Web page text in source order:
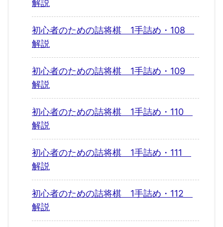
解説
初心者のための詰将棋 1手詰め・108
解説
初心者のための詰将棋 1手詰め・109
解説
初心者のための詰将棋 1手詰め・110
解説
初心者のための詰将棋 1手詰め・111
解説
初心者のための詰将棋 1手詰め・112
解説